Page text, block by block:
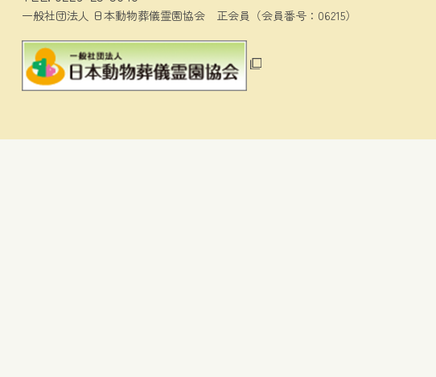
一般社団法人 日本動物葬儀霊園協会 正会員（会員番号：06215）